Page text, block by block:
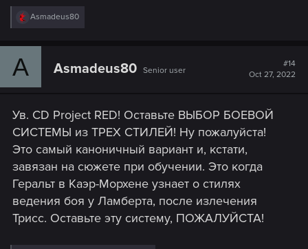
R
e
c
Asmadeus80
A Asmadeus80 Senior user
#14
Oct 27, 2022
Ув. CD Project RED! Оставьте ВЫБОР БОЕВОЙ
СИСТЕМЫ из ТРЕХ СТИЛЕЙ! Ну пожалуйста!
Это самый каноничный вариант и, кстати,
завязан на сюжете при обучении. Это когда
Геральт в Каэр-Морхене узнает о стилях
ведения боя у Ламберта, после излечения
Трисс. Оставьте эту систему, ПОЖАЛУЙСТА!